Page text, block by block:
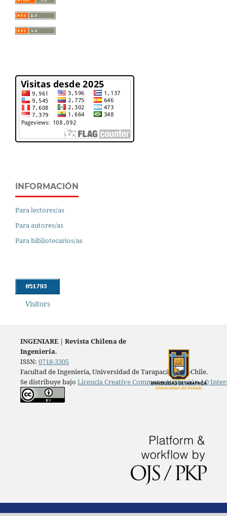
INFORMACIÓN
Para lectores/as
Para autores/as
Para bibliotecarios/as
Visitors
INGENIARE | Revista Chilena de
Ingeniería.
ISSN: 0718-3305
Facultad de Ingeniería, Universidad de Tarapacá, Arica-Chile.
Se distribuye bajo Licencia Creative Commons Atribución 4.0